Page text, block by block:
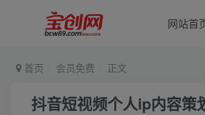
网站首
首页 会员免费 正文
抖音短视频个人ip内容策